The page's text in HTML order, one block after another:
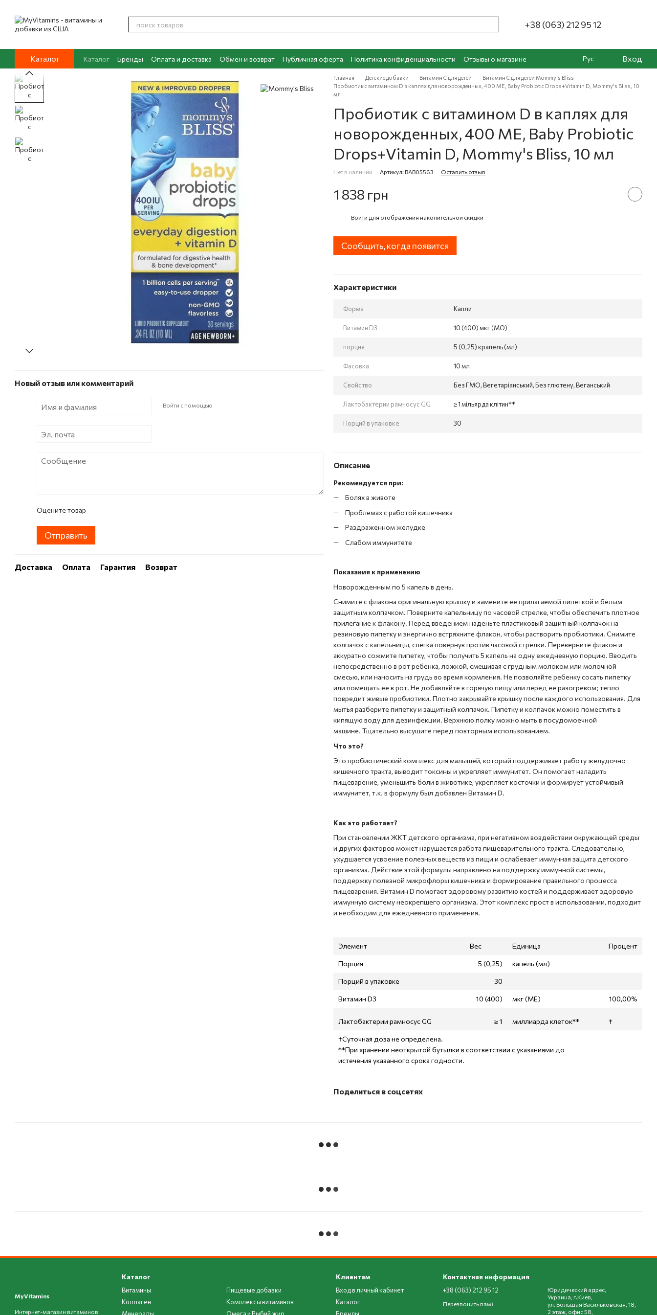
+38 (063) 212 95 12
Каталог Каталог Бренды Оплата и доставка Обмен и возврат Публичная оферта Политика конфиденциальности
Отзывы о магазине
Контакты
О нас Блог
Рус Вход
Новый отзыв или комментарий
Войти с помощью
Оцените товар
Отправить
Доставка Оплата Гарантия Возврат
Главная Детские добавки Витамин С для детей
Витамин С для детей Mommy's Bliss
Пробиотик с витамином D в каплях для новорожденных, 400 МЕ, Baby Probiotic Drops+Vitamin D, Mommy's Bliss, 10
мл
Пробиотик с витамином D в каплях для
новорожденных, 400 МЕ, Baby Probiotic
Drops+Vitamin D, Mommy's Bliss, 10 мл
Нет в наличии Артикул: BAB05563 Оставить отзыв
1 838 грн
Войти для отображения накопительной скидки
Сообщить, когда появится
Характеристики
Форма Капли
Витамин D3 10 (400) мкг (МО)
порция 5 (0,25) крапель (мл)
Фасовка 10 мл
Свойство Без ГМО, Вегетаріанський, Без глютену, Веганський
Лактобактерии рамносус GG ≥ 1 мільярда клітин**
Порций в упаковке 30
Описание
Рекомендуется при:
Болях в животе
Проблемах с работой кишечника
Раздраженном желудке
Слабом иммунитете
Показания к применению
Новорожденным по 5 капель в день.
Снимите с флакона оригинальную крышку и замените ее прилагаемой пипеткой и белым
защитным колпачком. Поверните капельницу по часовой стрелке, чтобы обеспечить плотное
прилегание к флакону. Перед введением наденьте пластиковый защитный колпачок на
резиновую пипетку и энергично встряхните флакон, чтобы растворить пробиотики. Снимите
колпачок с капельницы, слегка повернув против часовой стрелки. Переверните флакон и
аккуратно сожмите пипетку, чтобы получить 5 капель на одну ежедневную порцию. Вводить
непосредственно в рот ребенка, ложкой, смешивая с грудным молоком или молочной
смесью, или наносить на грудь во время кормления. Не позволяйте ребенку сосать пипетку
или помещать ее в рот. Не добавляйте в горячую пищу или перед ее разогревом; тепло
повредит живые пробиотики. Плотно закрывайте крышку после каждого использования. Для
мытья разберите пипетку и защитный колпачок. Пипетку и колпачок можно поместить в
кипящую воду для дезинфекции. Верхнюю полку можно мыть в посудомоечной
машине. Тщательно высушите перед повторным использованием.
Что это?
Это пробиотический комплекс для малышей, который поддерживает работу желудочно-
кишечного тракта, выводит токсины и укрепляет иммунитет. Он помогает наладить
пищеварение, уменьшить боли в животике, укрепляет косточки и формирует устойчивый
иммунитет, т.к. в формулу был добавлен Витамин D.
Как это работает?
При становлении ЖКТ детского организма, при негативном воздействии окружающей среды
и других факторов может нарушается работа пищеварительного тракта. Следовательно,
ухудшается усвоение полезных веществ из пищи и ослабевает иммунная защита детского
организма. Действие этой формулы направлено на поддержку иммунной системы,
поддержку полезной микрофлоры кишечника и формирование правильного процесса
пищеварения. Витамин D помогает здоровому развитию костей и поддерживает здоровую
иммунную систему неокрепшего организма. Этот комплекс прост в использовании, подходит
и необходим для ежедневного применения.
Элемент Вес Единица Процент
Порция 5 (0,25) капель (мл)
Порций в упаковке 30
Витамин D3 10 (400) мкг (МЕ) 100,00%
Лактобактерии рамносус GG ≥ 1 миллиарда клеток** †
†Суточная доза не определена.
**При хранении неоткрытой бутылки в соответствии с указаниями до
истечения указанного срока годности.
Поделиться в соцсетях
MyVitamins
Интернет-магазин витаминов
Каталог
Витамины
Коллаген
Пищевые добавки
Комплексы витаминов
Клиентам
Вход в личный кабинет
Каталог
Контактная информация
+38 (063) 212 95 12
Перезвонить вам?
Юридический адрес,
Украина, г.Киев,
ул. Большая Васильковская, 18,
2 этаж, офис 58,